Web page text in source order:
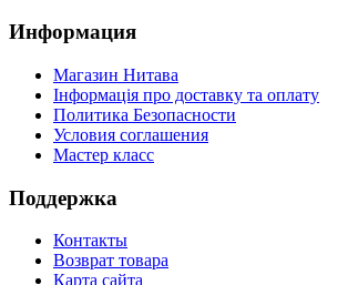
Информация
Магазин Нитава
Інформація про доставку та оплату
Политика Безопасности
Условия соглашения
Мастер класс
Поддержка
Контакты
Возврат товара
Карта сайта